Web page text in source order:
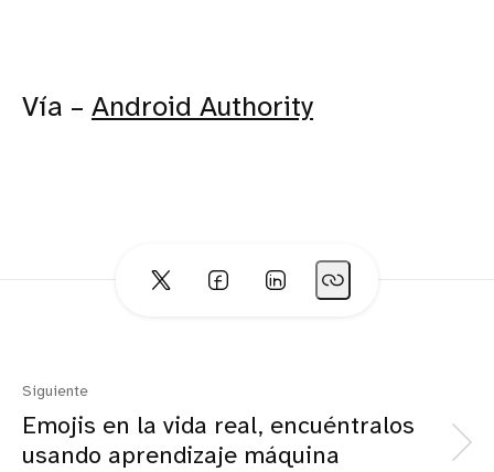
Vía – Android Authority
Siguiente
Emojis en la vida real, encuéntralos
usando aprendizaje máquina